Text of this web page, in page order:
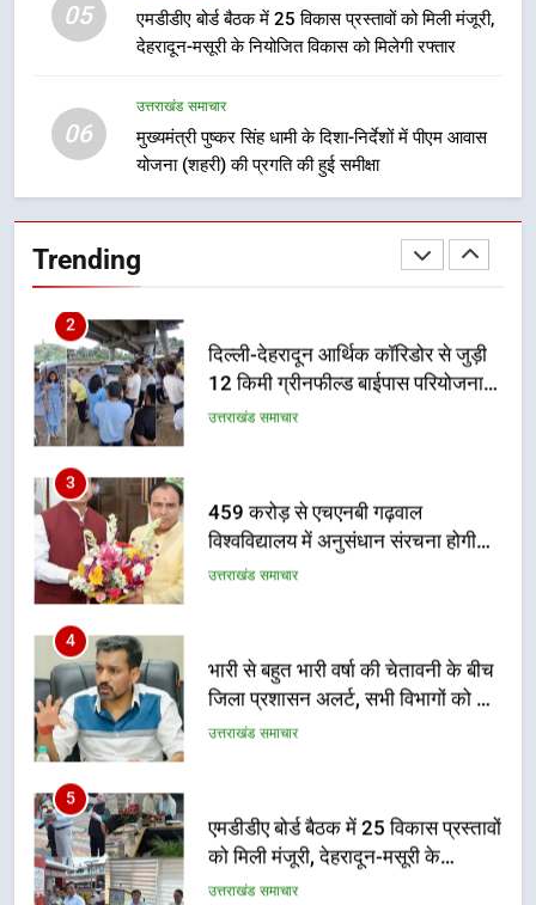
05
एमडीडीए बोर्ड बैठक में 25 विकास प्रस्तावों को मिली मंजूरी,
देहरादून-मसूरी के नियोजित विकास को मिलेगी रफ्तार
06
उत्तराखंड समाचार
मुख्यमंत्री पुष्कर सिंह धामी के दिशा-निर्देशों में पीएम आवास
योजना (शहरी) की प्रगति की हुई समीक्षा
Trending
1
मुख्यमंत्री धामी बोले- युवाओं को रोजगार
वाले महीनों में हजारों पदों पर की जाएगी
भर्ती
उत्तराखंड समाचार
12 किमी ग्रीनफील्ड बाईपास परियोजना
का डीएम ने किया निरीक्षण; समयबद्ध एवं
नहींः डीएम
3
459 करोड़ से एचएनबी गढ़वाल
विश्वविद्यालय में अनुसंधान संरचना होगी
सुदृढ
उत्तराखंड समाचार
4
भारी से बहुत भारी वर्षा की चेतावनी के बीच
जिला प्रशासन अलर्ट, सभी विभागों को हाई
अलर्ट पर रहने के निर्देश
उत्तराखंड समाचार
5
एमडीडीए बोर्ड बैठक में 25 विकास प्रस्तावों
को मिली मंजूरी, देहरादून-मसूरी के
नियोजित विकास को मिलेगी रफ्तार
उत्तराखंड समाचार
6
मुख्यमंत्री पुष्कर सिंह धामी के दिशा-निर्देशों
में पीएम आवास योजना (शहरी) की प्रगति
की हुई समीक्षा
उत्तराखंड समाचार